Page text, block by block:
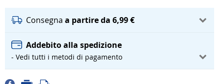
Consegna a partire da 6,99 €
Addebito alla spedizione
- Vedi tutti i metodi di pagamento